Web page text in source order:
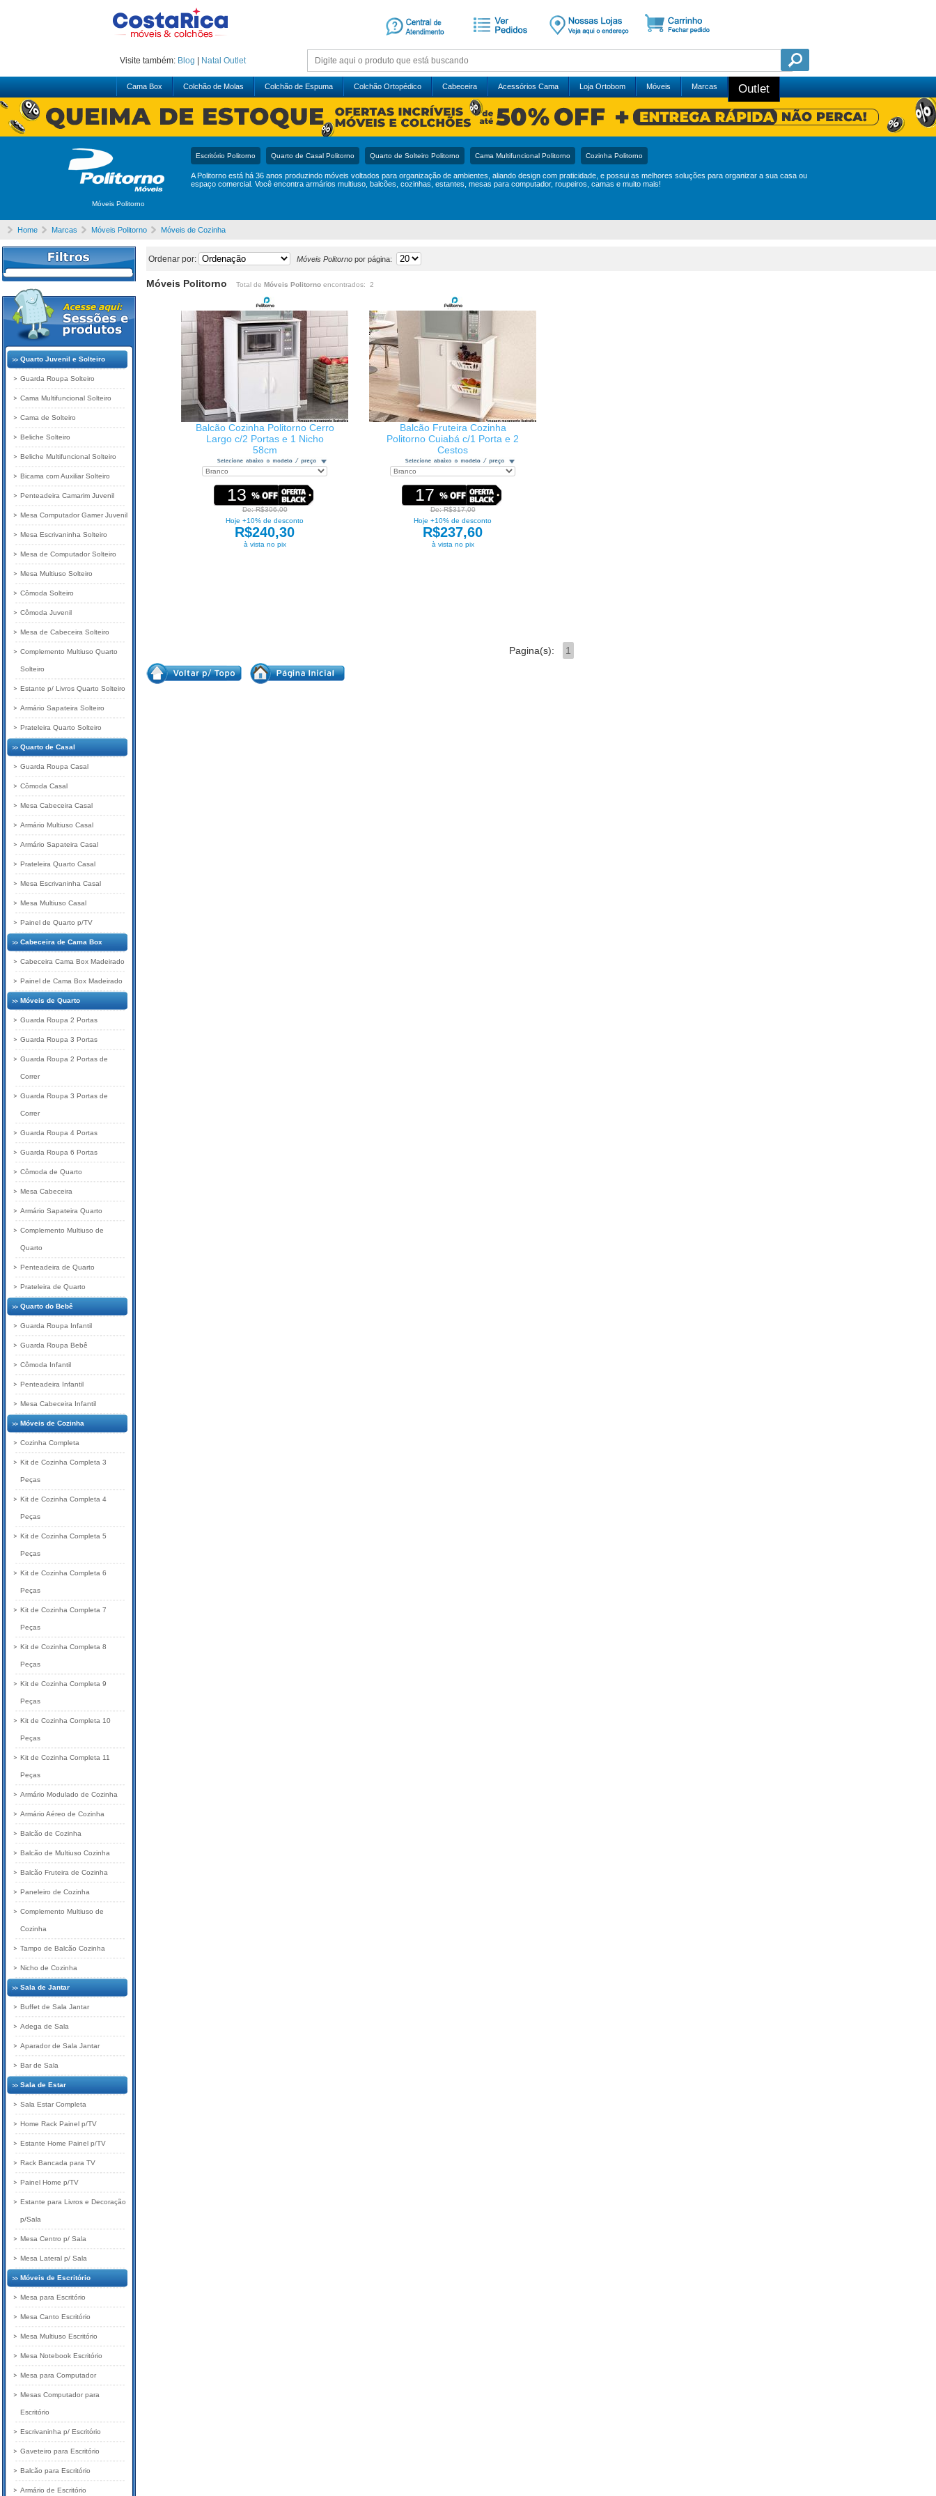
Visite também: Blog Natal Outlet
Cama Box Colchão de Molas Colchão de Espuma Colchão Ortopédico Cabeceira Acessórios Cama Loja Ortobom Móveis Marcas Outlet
Móveis Politorno
Escritório Politorno Quarto de Casal Politorno Quarto de Solteiro Politorno Cama Multifuncional Politorno Cozinha Politorno
A Politorno está há 36 anos produzindo móveis voltados para organização de ambientes, aliando design com praticidade, e possui as melhores soluções para organizar a sua casa ou
espaço comercial. Você encontra armários multiuso, balcões, cozinhas, estantes, mesas para computador, roupeiros, camas e muito mais!
Home Marcas Móveis Politorno Móveis de Cozinha
Ordenar por: Móveis Politorno por página:
Móveis Politorno Total de Móveis Politorno encontrados: 2
Balcão Cozinha Politorno Cerro
Largo c/2 Portas e 1 Nicho
58cm
13
De: R$306,00
Hoje +10% de desconto
R$240,30
à vista no pix
Balcão Fruteira Cozinha
Politorno Cuiabá c/1 Porta e 2
Cestos
17
De: R$317,00
Hoje +10% de desconto
R$237,60
à vista no pix
Pagina(s): 1
Quarto Juvenil e Solteiro
Guarda Roupa Solteiro
Cama Multifuncional Solteiro
Cama de Solteiro
Beliche Solteiro
Beliche Multifuncional Solteiro
Bicama com Auxiliar Solteiro
Penteadeira Camarim Juvenil
Mesa Computador Gamer Juvenil
Mesa Escrivaninha Solteiro
Mesa de Computador Solteiro
Mesa Multiuso Solteiro
Cômoda Solteiro
Cômoda Juvenil
Mesa de Cabeceira Solteiro
Complemento Multiuso Quarto
Solteiro
Estante p/ Livros Quarto Solteiro
Armário Sapateira Solteiro
Prateleira Quarto Solteiro
Quarto de Casal
Guarda Roupa Casal
Cômoda Casal
Mesa Cabeceira Casal
Armário Multiuso Casal
Armário Sapateira Casal
Prateleira Quarto Casal
Mesa Escrivaninha Casal
Mesa Multiuso Casal
Painel de Quarto p/TV
Cabeceira de Cama Box
Cabeceira Cama Box Madeirado
Painel de Cama Box Madeirado
Móveis de Quarto
Guarda Roupa 2 Portas
Guarda Roupa 3 Portas
Guarda Roupa 2 Portas de
Correr
Guarda Roupa 3 Portas de
Correr
Guarda Roupa 4 Portas
Guarda Roupa 6 Portas
Cômoda de Quarto
Mesa Cabeceira
Armário Sapateira Quarto
Complemento Multiuso de
Quarto
Penteadeira de Quarto
Prateleira de Quarto
Quarto do Bebê
Guarda Roupa Infantil
Guarda Roupa Bebê
Cômoda Infantil
Penteadeira Infantil
Mesa Cabeceira Infantil
Móveis de Cozinha
Cozinha Completa
Kit de Cozinha Completa 3
Peças
Kit de Cozinha Completa 4
Peças
Kit de Cozinha Completa 5
Peças
Kit de Cozinha Completa 6
Peças
Kit de Cozinha Completa 7
Peças
Kit de Cozinha Completa 8
Peças
Kit de Cozinha Completa 9
Peças
Kit de Cozinha Completa 10
Peças
Kit de Cozinha Completa 11
Peças
Armário Modulado de Cozinha
Armário Aéreo de Cozinha
Balcão de Cozinha
Balcão de Multiuso Cozinha
Balcão Fruteira de Cozinha
Paneleiro de Cozinha
Complemento Multiuso de
Cozinha
Tampo de Balcão Cozinha
Nicho de Cozinha
Sala de Jantar
Buffet de Sala Jantar
Adega de Sala
Aparador de Sala Jantar
Bar de Sala
Sala de Estar
Sala Estar Completa
Home Rack Painel p/TV
Estante Home Painel p/TV
Rack Bancada para TV
Painel Home p/TV
Estante para Livros e Decoração
p/Sala
Mesa Centro p/ Sala
Mesa Lateral p/ Sala
Móveis de Escritório
Mesa para Escritório
Mesa Canto Escritório
Mesa Multiuso Escritório
Mesa Notebook Escritório
Mesa para Computador
Mesas Computador para
Escritório
Escrivaninha p/ Escritório
Gaveteiro para Escritório
Balcão para Escritório
Armário de Escritório